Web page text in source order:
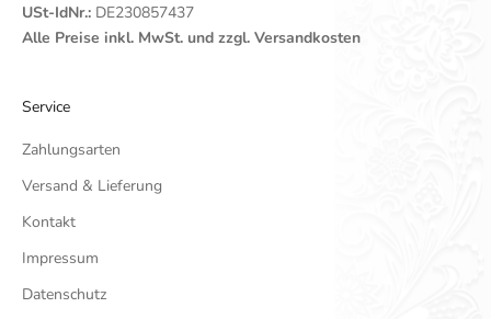
USt-IdNr.: DE230857437
Alle Preise inkl. MwSt. und zzgl. Versandkosten
Service
Zahlungsarten
Versand & Lieferung
Kontakt
Impressum
Datenschutz